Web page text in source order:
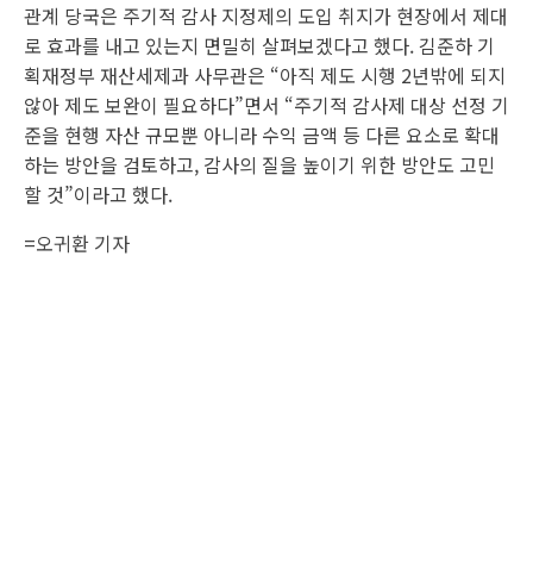
관계 당국은 주기적 감사 지정제의 도입 취지가 현장에서 제대
로 효과를 내고 있는지 면밀히 살펴보겠다고 했다. 김준하 기
획재정부 재산세제과 사무관은 “아직 제도 시행 2년밖에 되지
않아 제도 보완이 필요하다”면서 “주기적 감사제 대상 선정 기
준을 현행 자산 규모뿐 아니라 수익 금액 등 다른 요소로 확대
하는 방안을 검토하고, 감사의 질을 높이기 위한 방안도 고민
할 것”이라고 했다.
=오귀환 기자